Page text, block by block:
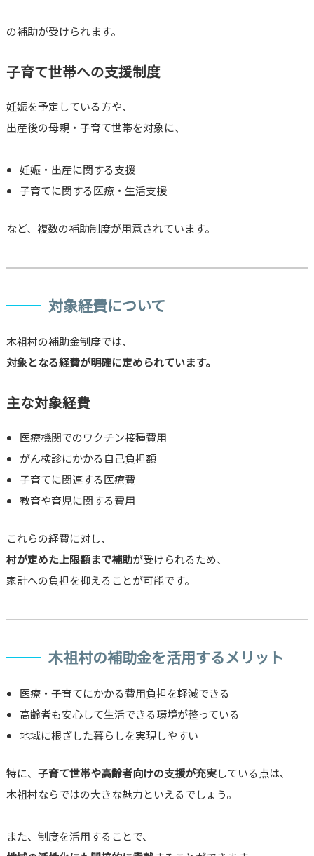
の補助が受けられます。
子育て世帯への支援制度
妊娠を予定している方や、
出産後の母親・子育て世帯を対象に、
妊娠・出産に関する支援
子育てに関する医療・生活支援
など、複数の補助制度が用意されています。
対象経費について
木祖村の補助金制度では、
対象となる経費が明確に定められています。
主な対象経費
医療機関でのワクチン接種費用
がん検診にかかる自己負担額
子育てに関連する医療費
教育や育児に関する費用
これらの経費に対し、
村が定めた上限額まで補助が受けられるため、
家計への負担を抑えることが可能です。
木祖村の補助金を活用するメリット
医療・子育てにかかる費用負担を軽減できる
高齢者も安心して生活できる環境が整っている
地域に根ざした暮らしを実現しやすい
特に、 子育て世帯や高齢者向けの支援が充実している点は、
木祖村ならではの大きな魅力といえるでしょう。
また、制度を活用することで、